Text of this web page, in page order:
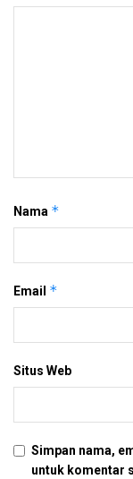
Nama *
Email *
Situs Web
Simpan nama,
untuk komentar